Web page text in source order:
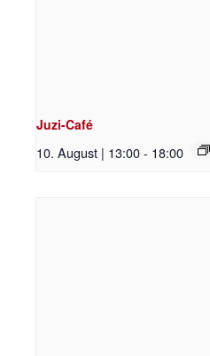
Juzi-Café
10. August | 13:00- 18:00